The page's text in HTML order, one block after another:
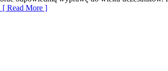
[ Read More ]